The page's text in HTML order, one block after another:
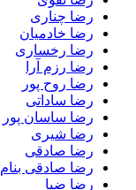
رضا چناری
رضا خادمیان
رضا رخساری
رضا رزم آرا
رضا روح پور
رضا ساداتی
رضا ساسان پور
رضا شیری
رضا صادقی
رضا صادقی بنام
رضا ضیا